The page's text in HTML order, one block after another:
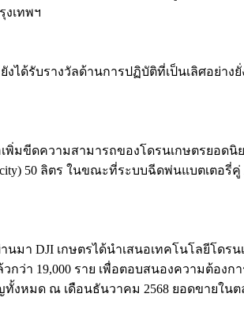
งเทพฯ
รับรางวัลด้านการปฏิบัติที่เป็นเลิศอย่างยั่งยื
ขีดความสามารถของโดรนเกษตรยอดนิย
50 ลิตร ในขณะที่ระบบฉีดพ่นแบตเตอรี่คู่
นมา DJI เกษตรได้นำเสนอเทคโนโลยีโด
ว่า 19,000 ราย เพื่อตอบสนองความต้อง
งหมด ณ เดือนธันวาคม 2568 ยอดขายใน